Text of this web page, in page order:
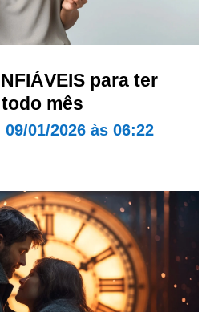
para ter
mês
09/01/2026 às 06:22